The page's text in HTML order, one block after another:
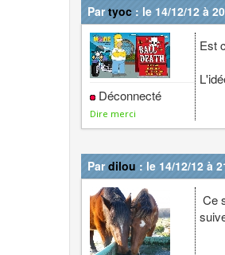
Partyoc : le 14/12/12 à
Déconnecté
Dire merci
Est
Pardilou : le 14/12/12 à
Ce